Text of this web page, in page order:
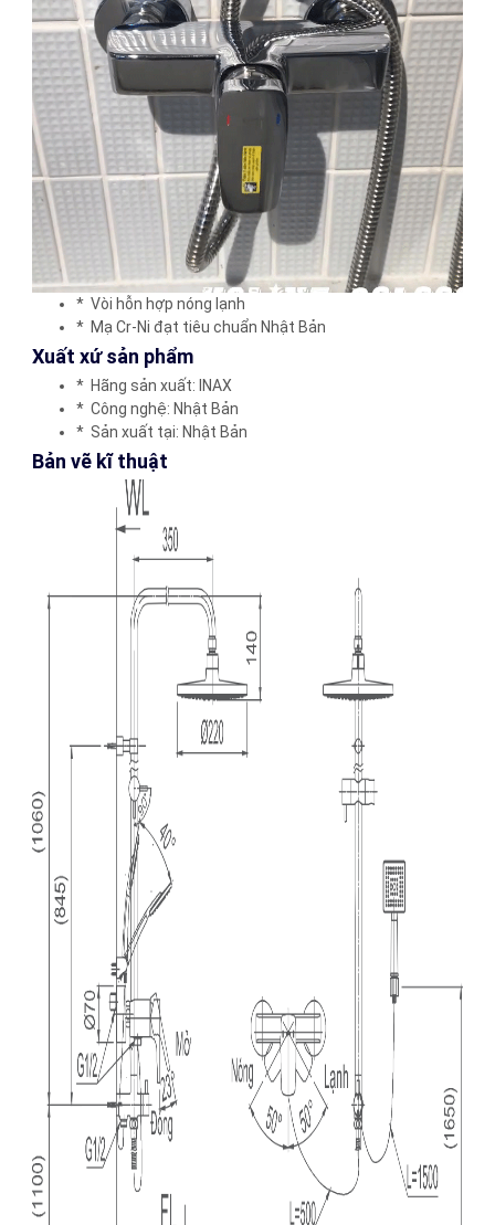
* Vòi hỗn hợp nóng lạnh
* Mạ Cr-Ni đạt tiêu chuẩn Nhật Bản
Xuất xứ sản phẩm
* Hãng sản xuất: INAX
* Công nghệ: Nhật Bản
* Sản xuất tại: Nhật Bản
​Bản vẽ kĩ thuật